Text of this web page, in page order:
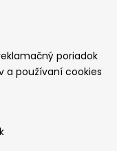
poriadok
a používaní cookies